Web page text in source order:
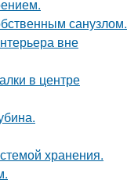
санузлом.
вне
в центре
хранения.